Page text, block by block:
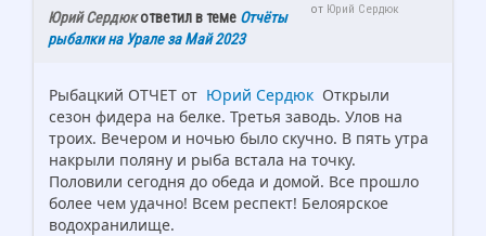
от Юрий Сердюк
Юрий Сердюкответил в теме Отчёты
рыбалки на Урале за Май 2023
Рыбацкий ОТЧЕТ от Юрий Сердюк Открыли
сезон фидера на белке. Третья заводь. Улов на
троих. Вечером и ночью было скучно. В пять утра
накрыли поляну и рыба встала на точку.
Половили сегодня до обеда и домой. Все прошло
более чем удачно! Всем респект! Белоярское
водохранилище.